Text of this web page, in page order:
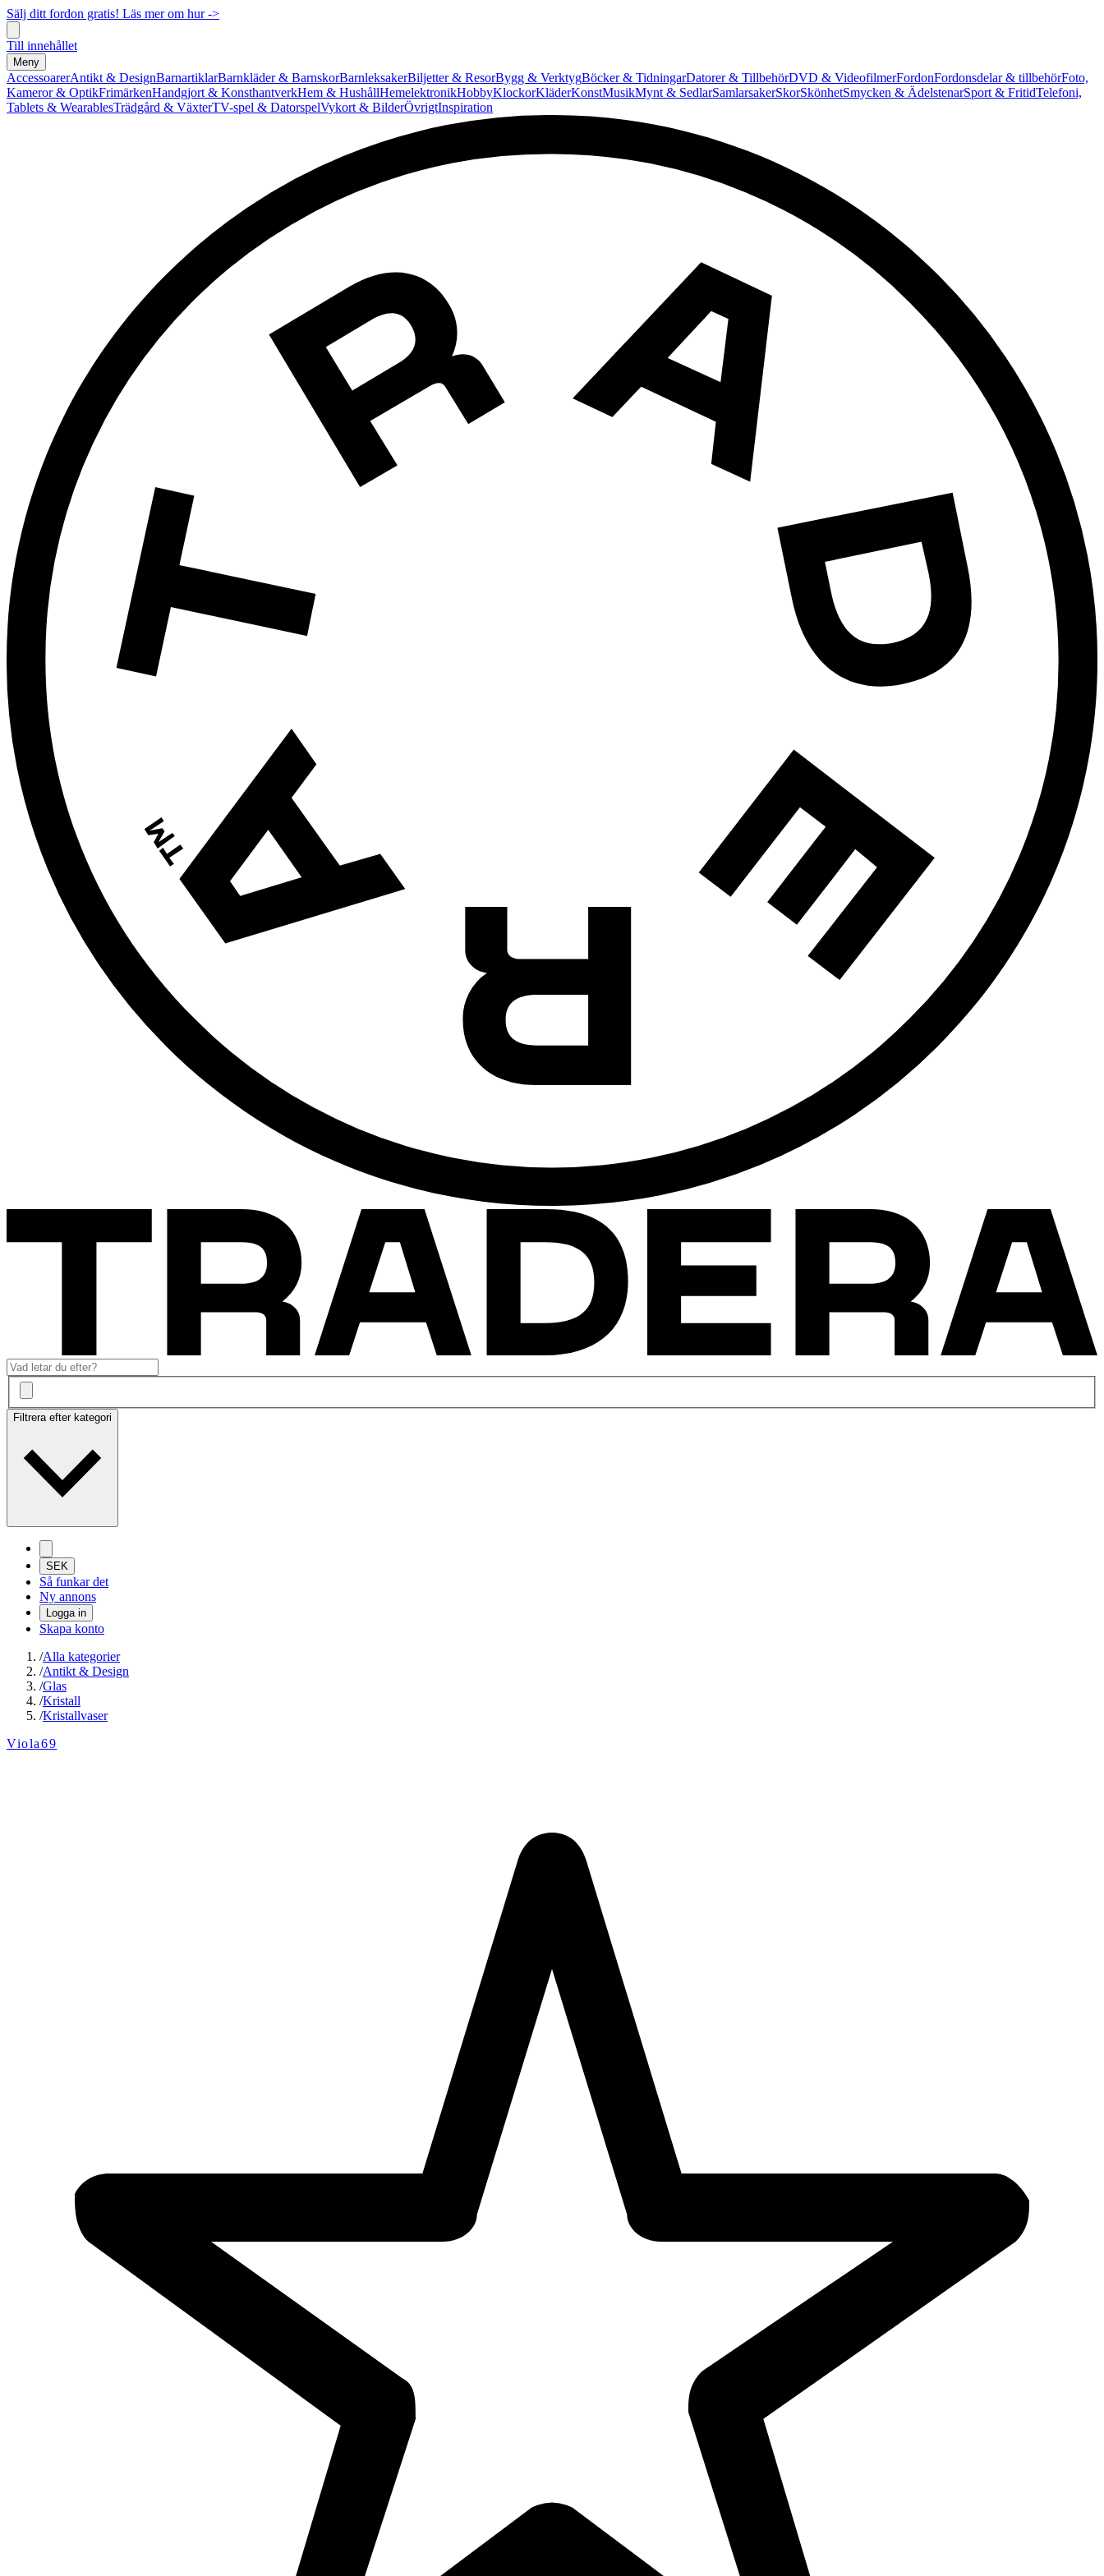
Sälj ditt fordon gratis! Läs mer om hur ->
Till innehållet
Meny
AccessoarerAntikt & DesignBarnartiklarBarnkläder & BarnskorBarnleksakerBiljetter & ResorBygg & VerktygBöcker & TidningarDatorer & TillbehörDVD & VideofilmerFordonFordonsdelar & tillbehörFoto,
Kameror & OptikFrimärkenHandgjort & KonsthantverkHem & HushållHemelektronikHobbyKlockorKläderKonstMusikMynt & SedlarSamlarsakerSkorSkönhetSmycken & ÄdelstenarSport & FritidTelefoni,
Tablets & WearablesTrädgård & VäxterTV-spel & DatorspelVykort & BilderÖvrigtInspiration
Filtrera efter kategori
SEK
Så funkar det
Ny annons
Logga in
Skapa konto
/Alla kategorier
/Antikt & Design
/Glas
/Kristall
/Kristallvaser
Viola69